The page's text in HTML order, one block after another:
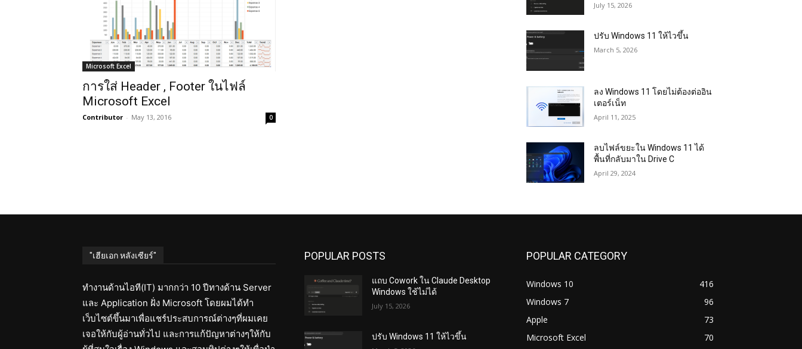
Microsoft Excel
การใส่ Header , Footer ในไฟล์
Microsoft Excel
Contributor - May 13, 2016 0
July 15, 2026
ปรับ Windows 11 ให้ไวขึ้น
March 5, 2026
ลง Windows 11 โดยไม่ต้องต่ออิน
เตอร์เน็ท
April 11, 2025
ลบไฟล์ขยะใน Windows 11 ได้
พื้นที่กลับมาใน Drive C
April 29, 2024
"เฮียเอก หลังเซียร์"
ทำงานด้านไอที(IT) มากกว่า 10 ปีทางด้าน Server
และ Application ฝั่ง Microsoft โดยผมได้ทำ
เว็บไซต์ขึ้นมาเพื่อแชร์ประสบการณ์ต่างๆที่ผมเคย
เจอให้กับผู้อ่านทั่วไป และการแก้ปัญหาต่างๆให้กับ
POPULAR POSTS
แถบ Cowork ใน Claude Desktop
Windows ใช้ไม่ได้
July 15, 2026
ปรับ Windows 11 ให้ไวขึ้น
POPULAR CATEGORY
Windows 10
416
Windows 7
96
Apple
73
Microsoft Excel
70